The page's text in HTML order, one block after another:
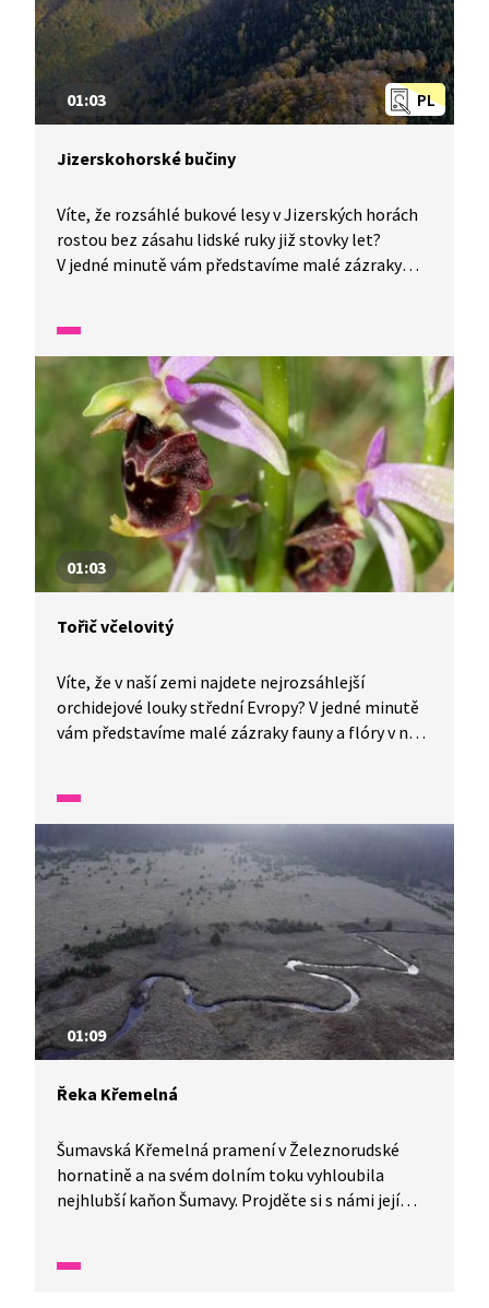
PL
01:03
Jizerskohorské bučiny
Víte, že rozsáhlé bukové lesy v Jizerských horách
rostou bez zásahu lidské ruky již stovky let?
V jedné minutě vám představíme malé zázraky
01:03
Tořič včelovitý
Víte, že v naší zemi najdete nejrozsáhlejší
orchidejové louky střední Evropy? V jedné minutě
vám představíme malé zázraky fauny a flóry v naší
01:09
Řeka Křemelná
Šumavská Křemelná pramení v Železnorudské
hornatině a na svém dolním toku vyhloubila
nejhlubší kaňon Šumavy. Projděte si s námi její